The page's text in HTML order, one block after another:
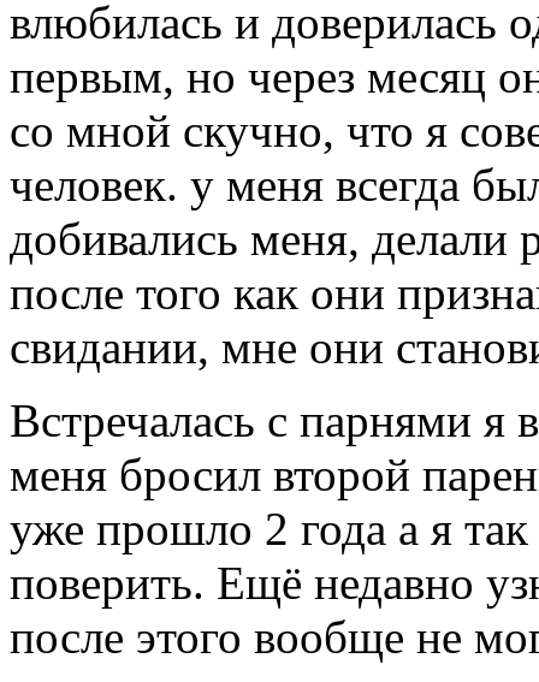
влюбилась и доверилась
первым, но через месяц
со мной скучно, что я
человек. у меня всегда
добивались меня, делали
после того как они
свидании, мне они
Встречалась с парнями я
меня бросил второй
уже прошло 2 года а я
поверить. Ещё недавно
после этого вообще не